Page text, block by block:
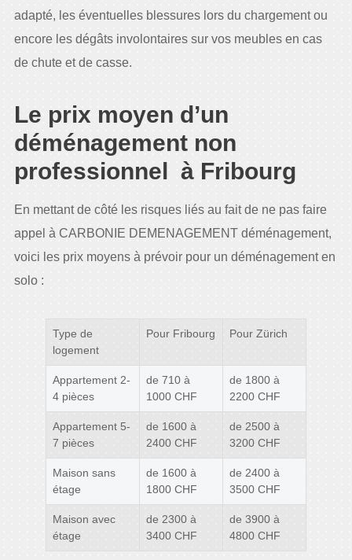
adapté, les éventuelles blessures lors du chargement ou
encore les dégâts involontaires sur vos meubles en cas
de chute et de casse.
Le prix moyen d’un
déménagement non
professionnel à Fribourg
En mettant de côté les risques liés au fait de ne pas faire
appel à CARBONIE DEMENAGEMENT déménagement,
voici les prix moyens à prévoir pour un déménagement en
solo :
Type de
logement
Pour Fribourg Pour Zürich
Appartement 2-
4 pièces
de 710 à
1000 CHF
de 1800 à
2200 CHF
Appartement 5-
7 pièces
de 1600 à
2400 CHF
de 2500 à
3200 CHF
Maison sans
étage
de 1600 à
1800 CHF
de 2400 à
3500 CHF
Maison avec
étage
de 2300 à
3400 CHF
de 3900 à
4800 CHF